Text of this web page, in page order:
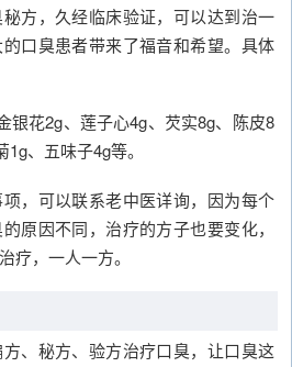
方，久经临床验证，可以达到治一
口臭患者带来了福音和希望。具体
银花2g、莲子心4g、芡实8g、陈皮8
、五味子4g等。
，可以联系老中医详询，因为每个
原因不同，治疗的方子也要变化，
疗，一人一方。
、秘方、验方治疗口臭，让口臭这